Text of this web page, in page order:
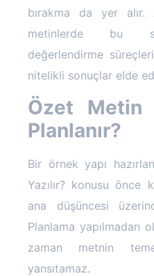
bırakma da yer alır.
metinlerde bu
değerlendirme
nitelikli sonuçlar elde
Özet Metin
Planlanır?
Bir örnek yapı
Yazılır? konusu önce
ana düşüncesi
Planlama yapılmadan
zaman metnin
yansıtamaz.